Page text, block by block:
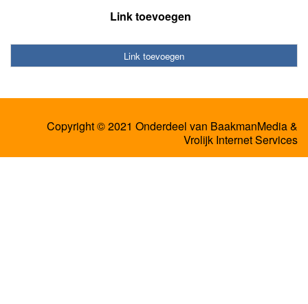
Link toevoegen
Link toevoegen
Copyright © 2021 Onderdeel van BaakmanMedia&
Vrolijk Internet Services